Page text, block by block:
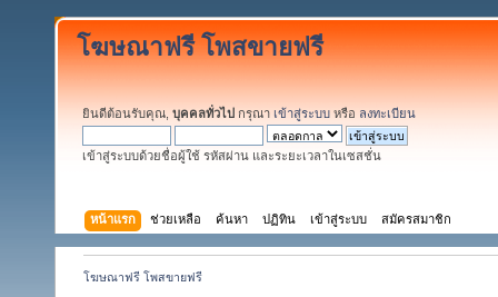
โฆษณาฟรี โพสขายฟรี
ยินดีต้อนรับคุณ, บุคคลทั่วไป กรุณา เข้าสู่ระบบ หรือ ลงทะเบียน
เข้าสู่ระบบด้วยชื่อผู้ใช้ รหัสผ่าน และระยะเวลาในเซสชั่น
หน้าแรก ช่วยเหลือ ค้นหา ปฏิทิน เข้าสู่ระบบ สมัครสมาชิก
โฆษณาฟรี โพสขายฟรี